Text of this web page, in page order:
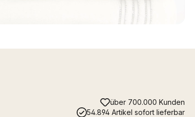
über 700.000 Kunden
54.894 Artikel sofort lieferbar